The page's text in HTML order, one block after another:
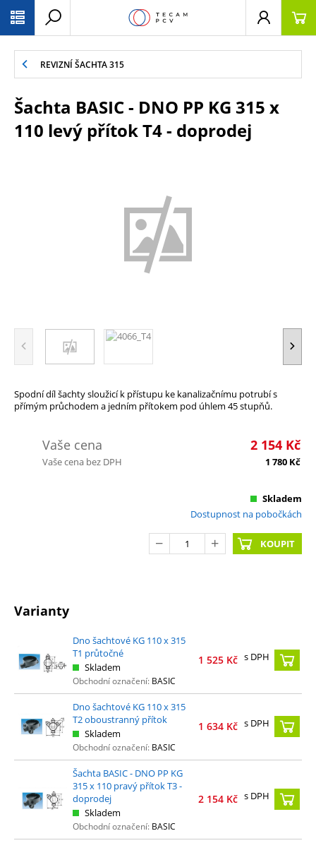
REVIZNÍ ŠACHTA 315
Šachta BASIC - DNO PP KG 315 x
110 levý přítok T4 - doprodej
Spodní díl šachty sloužicí k přístupu ke kanalizačnímu potrubí s
přímým průchodem a jedním přítokem pod úhlem 45 stupňů.
Vaše cena 2 154 Kč
Vaše cena bez DPH 1 780 Kč
Skladem
Dostupnost na pobočkách
KOUPIT
Varianty
Dno šachtové KG 110 x 315
T1 průtočné
Skladem
Obchodní označení: BASIC
1 525 Kč s DPH
Dno šachtové KG 110 x 315
T2 oboustranný přítok
Skladem
Obchodní označení: BASIC
1 634 Kč s DPH
Šachta BASIC - DNO PP KG
315 x 110 pravý přítok T3 -
doprodej
Skladem
Obchodní označení: BASIC
2 154 Kč s DPH